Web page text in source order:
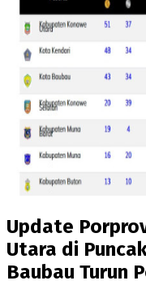
Update
Utara di
Baubau Turun